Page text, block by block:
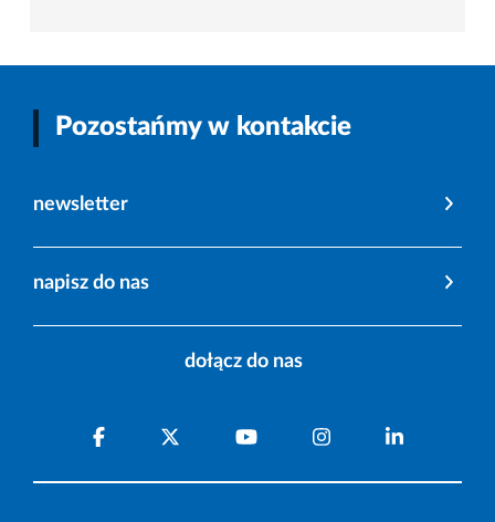
Pozostańmy w kontakcie
newsletter
napisz do nas
dołącz do nas